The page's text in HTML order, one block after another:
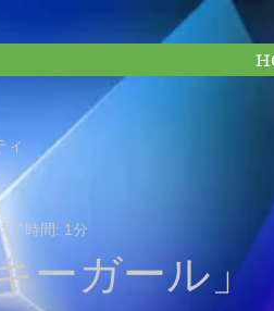
ィ
ーガール」
了時間: 1分